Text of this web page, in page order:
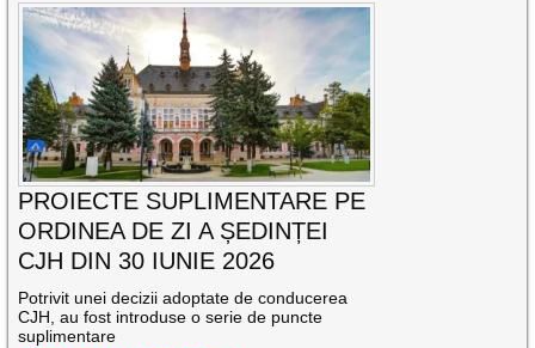
PROIECTE SUPLIMENTARE PE
ORDINEA DE ZI A ȘEDINȚEI
CJH DIN 30 IUNIE 2026
Potrivit unei decizii adoptate de conducerea
CJH, au fost introduse o serie de puncte
suplimentare